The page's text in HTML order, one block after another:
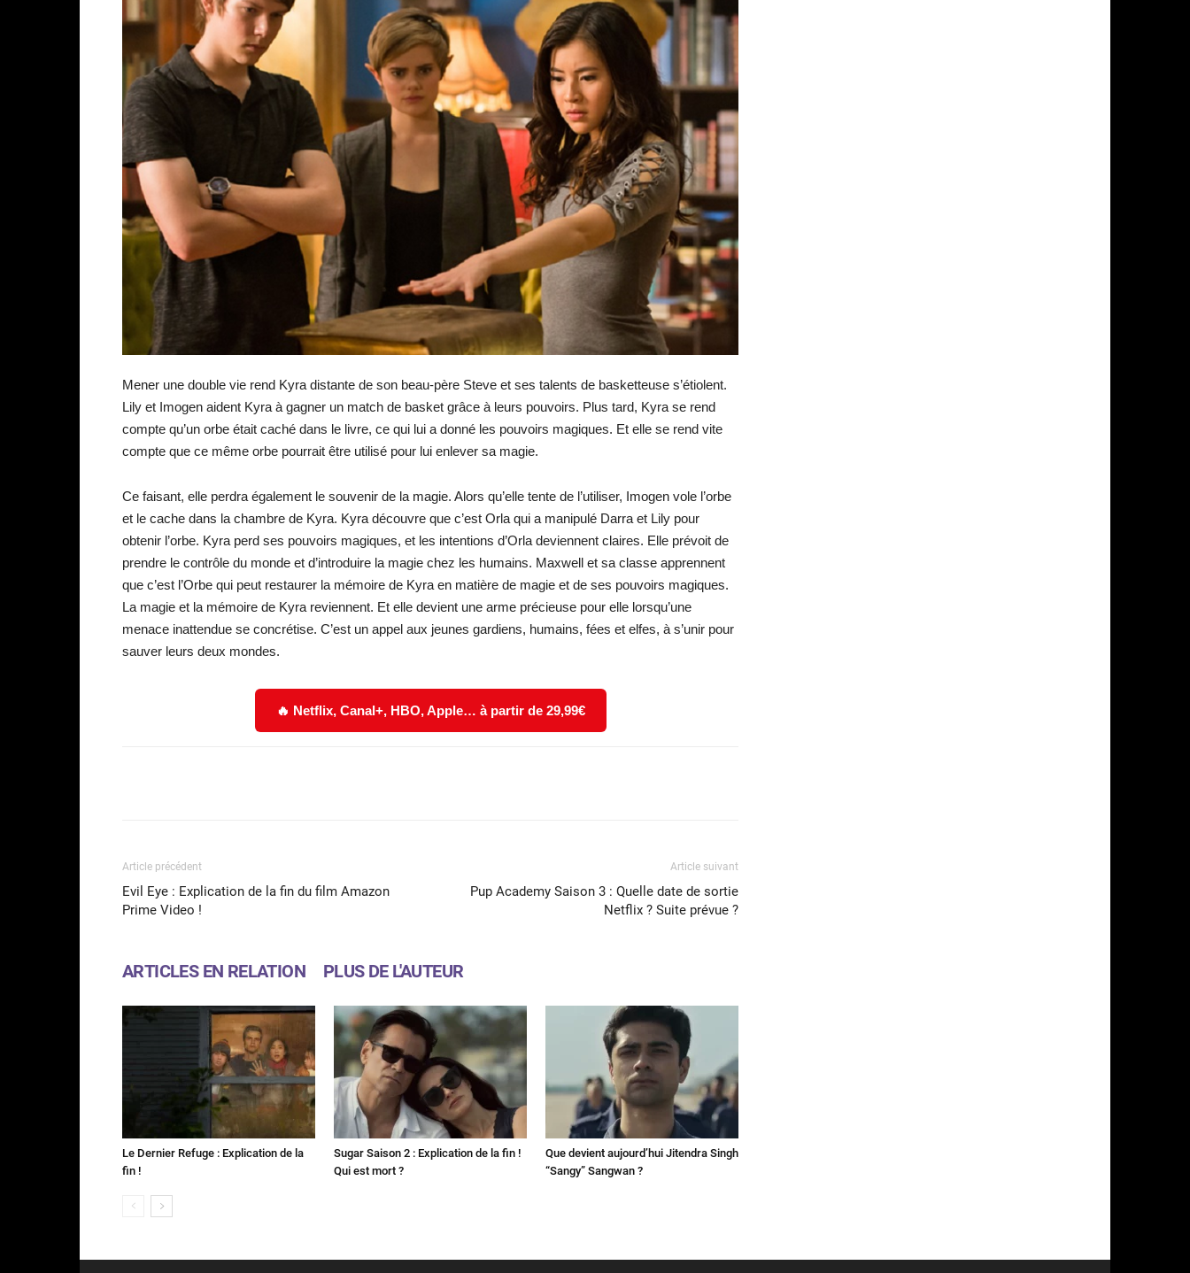
Mener une double vie rend Kyra distante de son beau-père Steve et ses talents de basketteuse s’étiolent.
Lily et Imogen aident Kyra à gagner un match de basket grâce à leurs pouvoirs. Plus tard, Kyra se rend
compte qu’un orbe était caché dans le livre, ce qui lui a donné les pouvoirs magiques. Et elle se rend vite
compte que ce même orbe pourrait être utilisé pour lui enlever sa magie.
Ce faisant, elle perdra également le souvenir de la magie. Alors qu’elle tente de l’utiliser, Imogen vole l’orbe
et le cache dans la chambre de Kyra. Kyra découvre que c’est Orla qui a manipulé Darra et Lily pour
obtenir l’orbe. Kyra perd ses pouvoirs magiques, et les intentions d’Orla deviennent claires. Elle prévoit de
prendre le contrôle du monde et d’introduire la magie chez les humains. Maxwell et sa classe apprennent
que c’est l’Orbe qui peut restaurer la mémoire de Kyra en matière de magie et de ses pouvoirs magiques.
La magie et la mémoire de Kyra reviennent. Et elle devient une arme précieuse pour elle lorsqu’une
menace inattendue se concrétise. C’est un appel aux jeunes gardiens, humains, fées et elfes, à s’unir pour
sauver leurs deux mondes.
🔥 Netflix, Canal+, HBO, Apple… à partir de 29,99€
Article précédent
Evil Eye : Explication de la fin du film Amazon
Prime Video !
Article suivant
Pup Academy Saison 3 : Quelle date de sortie
Netflix ? Suite prévue ?
ARTICLES EN RELATION PLUS DE L'AUTEUR
Le Dernier Refuge : Explication de la
fin !
Sugar Saison 2 : Explication de la fin !
Qui est mort ?
Que devient aujourd’hui Jitendra Singh
“Sangy” Sangwan ?